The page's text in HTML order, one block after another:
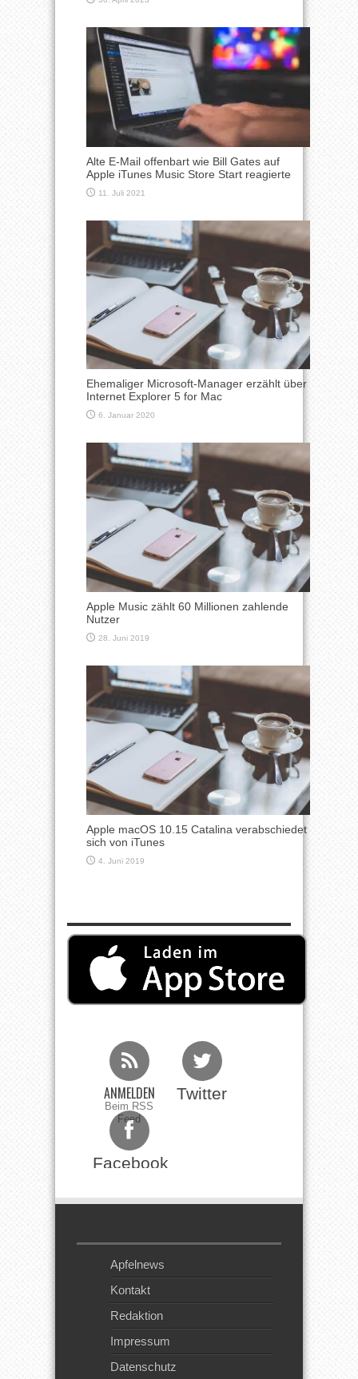
Alte E-Mail offenbart wie Bill Gates auf
Apple iTunes Music Store Start reagierte
11. Juli 2021
Ehemaliger Microsoft-Manager erzählt über
Internet Explorer 5 for Mac
6. Januar 2020
Apple Music zählt 60 Millionen zahlende
Nutzer
28. Juni 2019
Apple macOS 10.15 Catalina verabschiedet
sich von iTunes
4. Juni 2019
ANMELDEN
Beim RSS
Feed
Twitter
Facebook
Apfelnews
Kontakt
Redaktion
Impressum
Datenschutz